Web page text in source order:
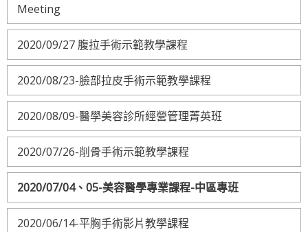
Meeting
2020/09/27 腹拉手術示範教學課程
2020/08/23-臉部拉皮手術示範教學課程
2020/08/09-醫學美容診所經營管理菁英班
2020/07/26-削骨手術示範教學課程
2020/07/04、05-美容醫學專業課程-中區專班
2020/06/14-平胸手術影片教學課程